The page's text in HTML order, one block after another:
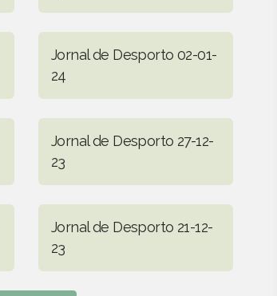
Jornal de Desporto 02-01-
24
Jornal de Desporto 27-12-
23
Jornal de Desporto 21-12-
23